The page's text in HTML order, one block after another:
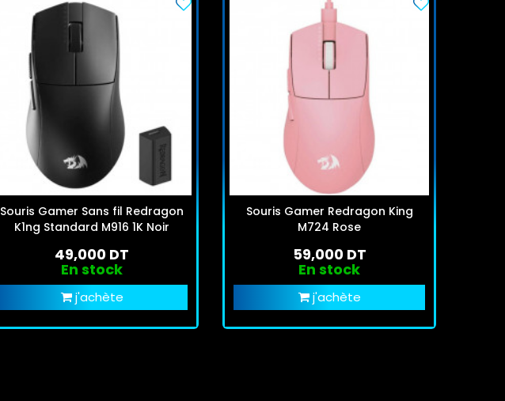
Souris Gamer Sans fil Redragon
K1ng Standard M916 1K Noir
49,000 DT
En stock
j'achète
Souris Gamer Redragon King
M724 Rose
59,000 DT
En stock
j'achète